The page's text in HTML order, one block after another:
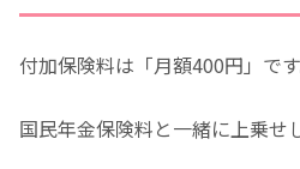
付加保険料は「月額400円」です
国民年金保険料と一緒に上乗せ